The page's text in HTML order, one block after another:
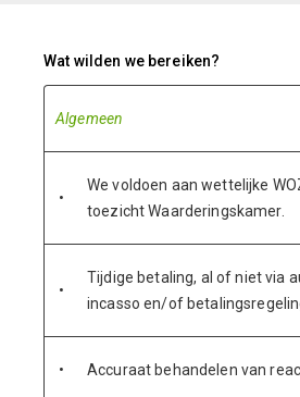
Wat wilden we bereiken?
Algemeen
•
We voldoen aan wettelijke
toezicht Waarderingskamer.
•
Tijdige betaling, al of niet via
incasso en/of
• Accuraat behandelen van